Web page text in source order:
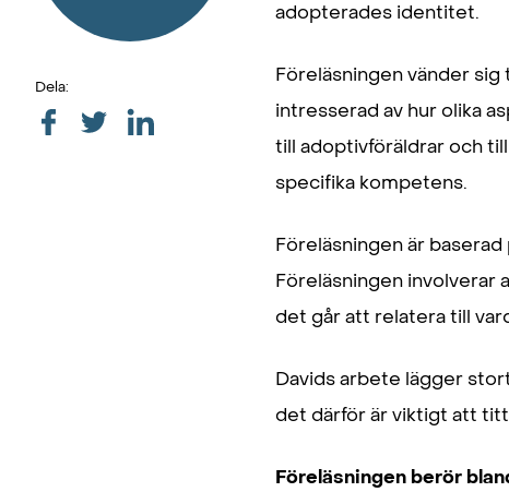
Dela:
adopterades identitet.
Föreläsningen vänder
intresserad av hur olika
till adoptivföräldrar och
specifika kompetens.
Föreläsningen är
Föreläsningen involverar
det går att relatera till
Davids arbete lägger
det därför är viktigt att
Föreläsningen berör